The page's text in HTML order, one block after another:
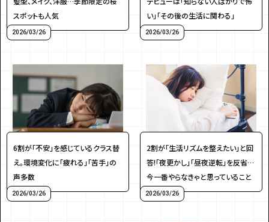
スポットも人気
2026/03/26
い」「その後の生活に関わる」
2026/03/26
6割が「不安」を感じているクラス替
え。環境変化に「疲れる」「苦手」の
声多数
2026/03/26
2割が「生活リズムを整えたい」と回
答!「夜更かし」「昼夜逆転」を反省…
今一番やらなきゃと思っていること
2026/03/26